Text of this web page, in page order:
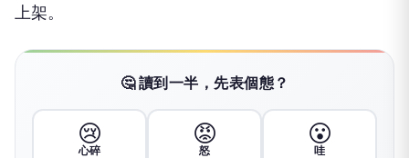
上架。
🤔 讀到一半，先表個態？
😢
心碎
😡
怒
😮
哇